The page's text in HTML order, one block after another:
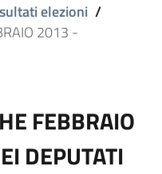
elezioni /
2013 -
FEBBRAIO
DEPUTATI